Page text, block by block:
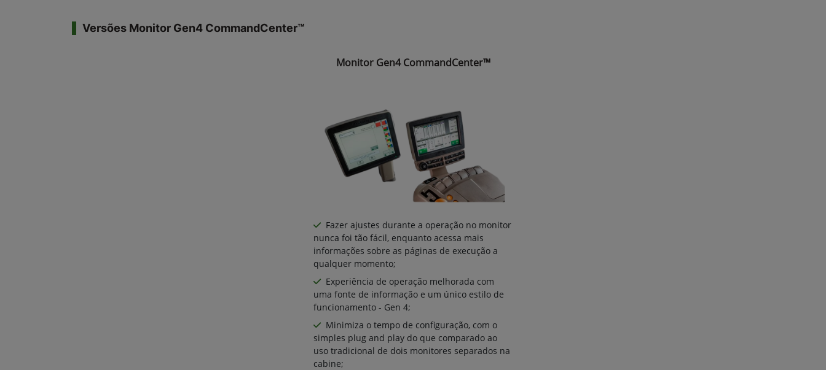
Versões Monitor Gen4 CommandCenter™
Monitor Gen4 CommandCenter™
Fazer ajustes durante a operação no monitor
nunca foi tão fácil, enquanto acessa mais
informações sobre as páginas de execução a
qualquer momento;
Experiência de operação melhorada com
uma fonte de informação e um único estilo de
funcionamento - Gen 4;
Minimiza o tempo de configuração, com o
simples plug and play do que comparado ao
uso tradicional de dois monitores separados na
cabine;